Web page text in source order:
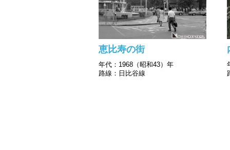
恵比寿の街
年代：1968（昭和43）年
路線：日比谷線